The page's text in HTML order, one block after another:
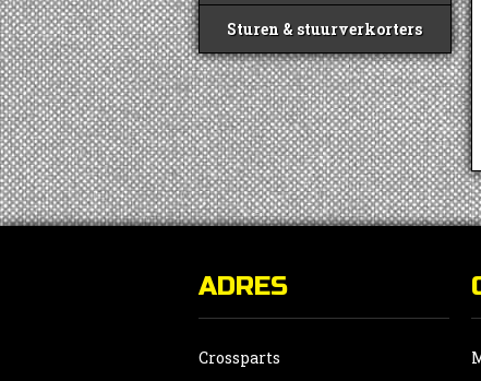
Sturen & stuurverkorters
ADRES
Crossparts